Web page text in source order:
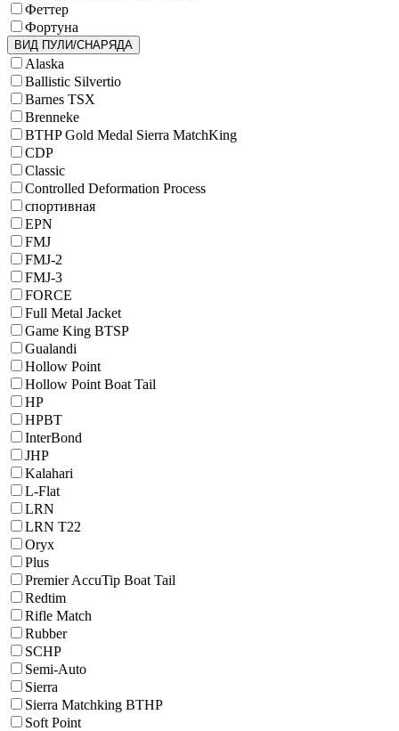
Феттер
Фортуна
ВИД ПУЛИ/СНАРЯДА
Alaska
Ballistic Silvertio
Barnes TSX
Brenneke
BTHP Gold Medal Sierra MatchKing
CDP
Classic
Controlled Deformation Process
cпортивная
EPN
FMJ
FMJ-2
FMJ-3
FORCE
Full Metal Jacket
Game King BTSP
Gualandi
Hollow Point
Hollow Point Boat Tail
HP
HPBT
InterBond
JHP
Kalahari
L-Flat
LRN
LRN T22
Oryx
Plus
Premier AccuTip Boat Tail
Redtim
Rifle Match
Rubber
SCHP
Semi-Auto
Sierra
Sierra Matchking BTHP
Soft Point